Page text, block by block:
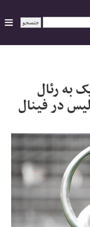
به رئال
در فینال